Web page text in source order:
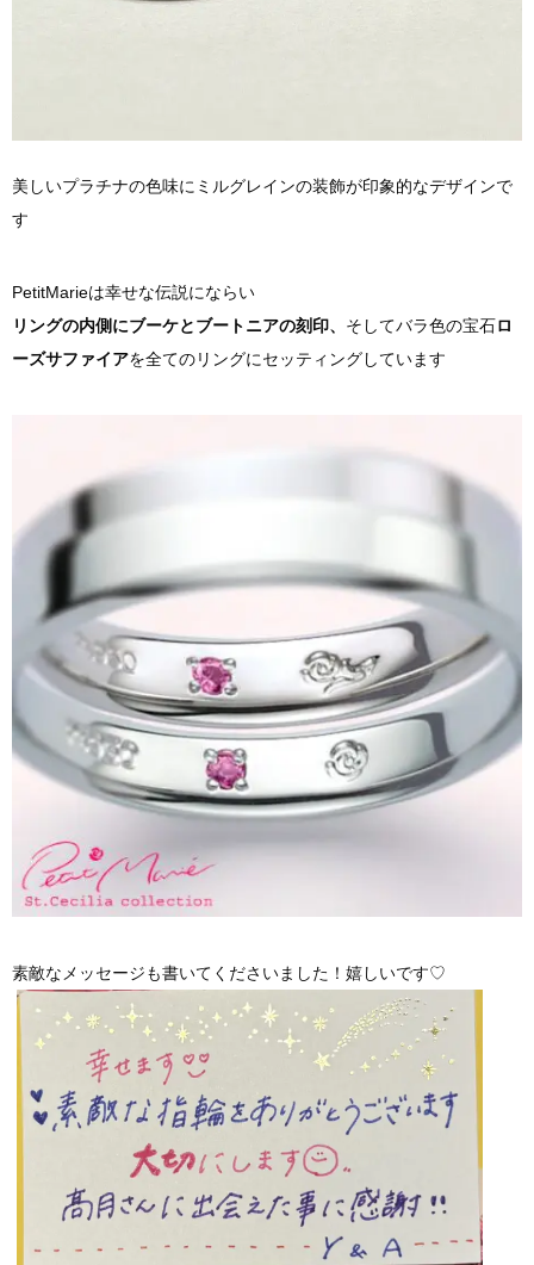
美しいプラチナの色味にミルグレインの装飾が印象的なデザインで
す
PetitMarieは幸せな伝説にならい
リングの内側にブーケとブートニアの刻印、 そしてバラ色の宝石ロ
ーズサファイアを全てのリングにセッティングしています
素敵なメッセージも書いてくださいました！嬉しいです♡